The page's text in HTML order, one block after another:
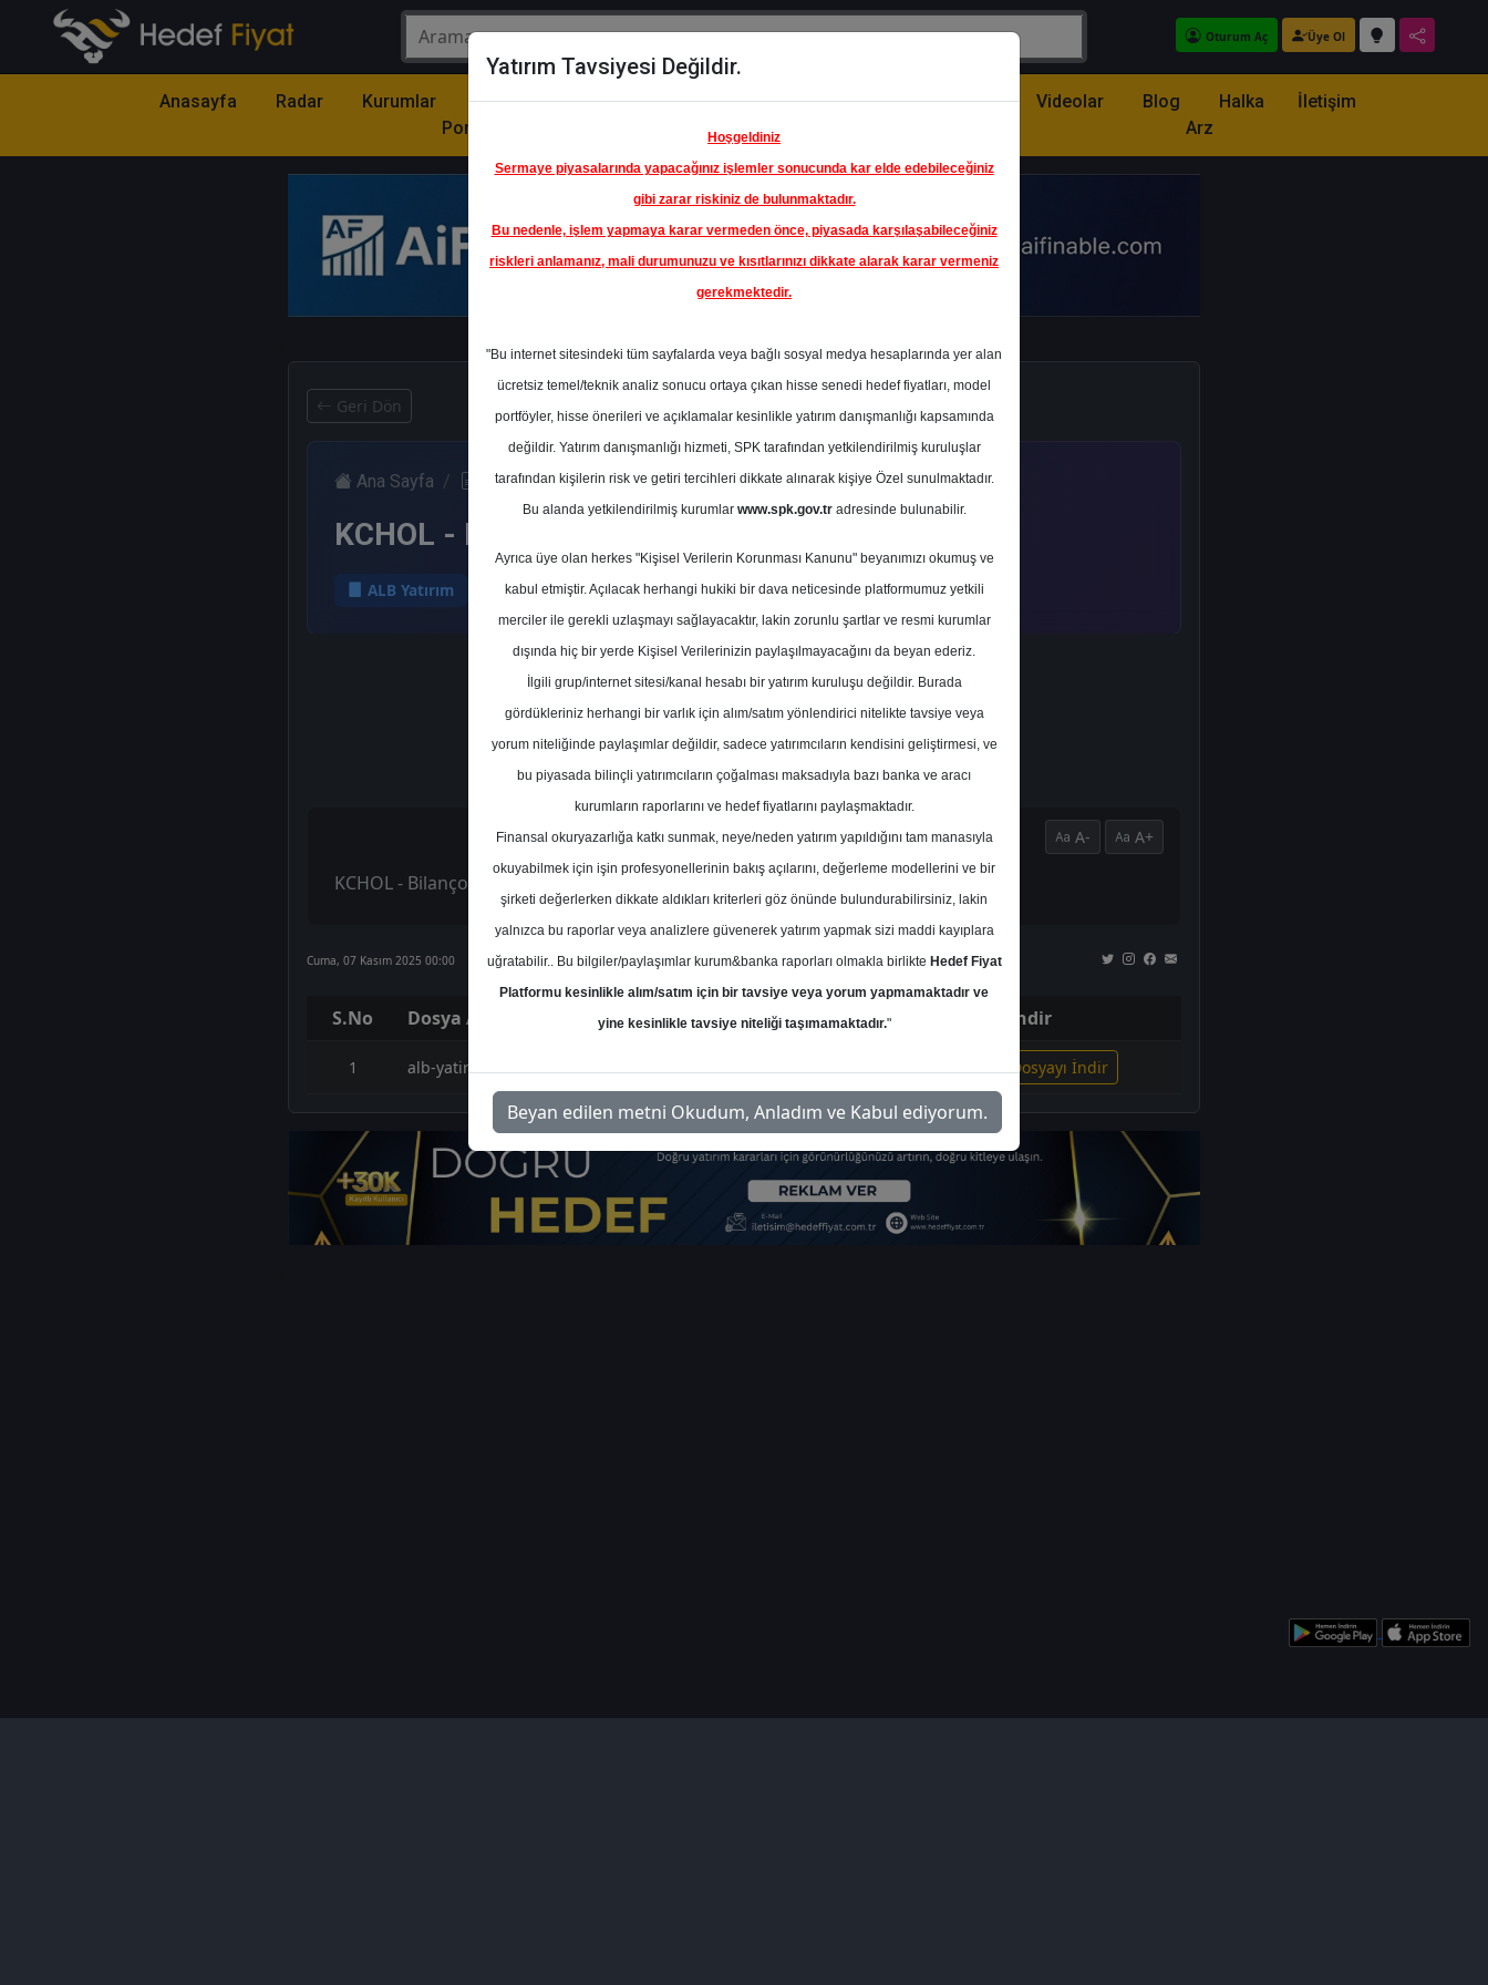
Oturum Aç Üye Ol
Anasayfa Radar Kurumlar
Model
Portföy
Hisse
Öne
Çıkanlar
Raporlar Partnerlerimiz Videolar Blog
Halka
Arz
İletişim
Geri Dön
Ana Sayfa Raporlar ALB Yatırım Rapor Detay
KCHOL - Bilanço Analizi
ALB Yatırım 07 Kasım 2025
A- A+
KCHOL - Bilanço Analizi
Cuma, 07 Kasım 2025 00:00
S.No Dosya Adı İndir
1 alb-yatirim-kchol-bilanco-analizi-44837 İlgili Dosyayı İndir
Yatırım Tavsiyesi Değildir.
Hoşgeldiniz
Sermaye piyasalarında yapacağınız işlemler sonucunda kar elde edebileceğiniz
gibi zarar riskiniz de bulunmaktadır.
Bu nedenle, işlem yapmaya karar vermeden önce, piyasada karşılaşabileceğiniz
riskleri anlamanız, mali durumunuzu ve kısıtlarınızı dikkate alarak karar vermeniz
gerekmektedir.
"Bu internet sitesindeki tüm sayfalarda veya bağlı sosyal medya hesaplarında yer alan
ücretsiz temel/teknik analiz sonucu ortaya çıkan hisse senedi hedef fiyatları, model
portföyler, hisse önerileri ve açıklamalar kesinlikle yatırım danışmanlığı kapsamında
değildir. Yatırım danışmanlığı hizmeti, SPK tarafından yetkilendirilmiş kuruluşlar
tarafından kişilerin risk ve getiri tercihleri dikkate alınarak kişiye Özel sunulmaktadır.
Bu alanda yetkilendirilmiş kurumlar www.spk.gov.tradresinde bulunabilir.
Ayrıca üye olan herkes "Kişisel Verilerin Korunması Kanunu" beyanımızı okumuş ve
kabul etmiştir. Açılacak herhangi hukiki bir dava neticesinde platformumuz yetkili
merciler ile gerekli uzlaşmayı sağlayacaktır, lakin zorunlu şartlar ve resmi kurumlar
dışında hiç bir yerde Kişisel Verilerinizin paylaşılmayacağını da beyan ederiz.
İlgili grup/internet sitesi/kanal hesabı bir yatırım kuruluşu değildir. Burada
gördükleriniz herhangi bir varlık için alım/satım yönlendirici nitelikte tavsiye veya
yorum niteliğinde paylaşımlar değildir, sadece yatırımcıların kendisini geliştirmesi, ve
bu piyasada bilinçli yatırımcıların çoğalması maksadıyla bazı banka ve aracı
kurumların raporlarını ve hedef fiyatlarını paylaşmaktadır.
Finansal okuryazarlığa katkı sunmak, neye/neden yatırım yapıldığını tam manasıyla
okuyabilmek için işin profesyonellerinin bakış açılarını, değerleme modellerini ve bir
şirketi değerlerken dikkate aldıkları kriterleri göz önünde bulundurabilirsiniz, lakin
yalnızca bu raporlar veya analizlere güvenerek yatırım yapmak sizi maddi kayıplara
uğratabilir.. Bu bilgiler/paylaşımlar kurum&banka raporları olmakla birlikte Hedef Fiyat
Platformu kesinlikle alım/satım için bir tavsiye veya yorum yapmamaktadır ve
yine kesinlikle tavsiye niteliği taşımamaktadır."
Beyan edilen metni Okudum, Anladım ve Kabul ediyorum.